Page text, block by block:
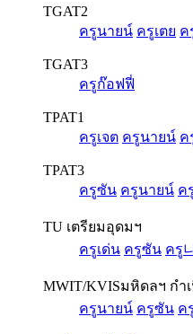
TGAT2
ครูนายน์ ครูเตย ค
TGAT3
ครูก๊อฟฟี่
TPAT1
ครูเจต ครูนายน์ ค
TPAT3
ครูซัน ครูนายน์ ค
TU เตรียมอุดมฯ
ครูเด่น ครูซัน ครู
MWIT/KVISมหิดลฯ กำ
ครูนายน์ ครูซัน ค